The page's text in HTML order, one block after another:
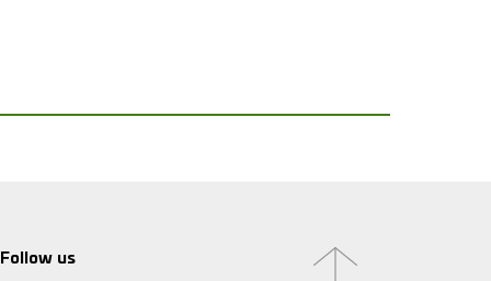
Follow us